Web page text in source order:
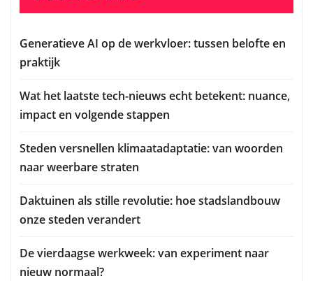
Generatieve AI op de werkvloer: tussen belofte en
praktijk
Wat het laatste tech-nieuws echt betekent: nuance,
impact en volgende stappen
Steden versnellen klimaatadaptatie: van woorden
naar weerbare straten
Daktuinen als stille revolutie: hoe stadslandbouw
onze steden verandert
De vierdaagse werkweek: van experiment naar
nieuw normaal?